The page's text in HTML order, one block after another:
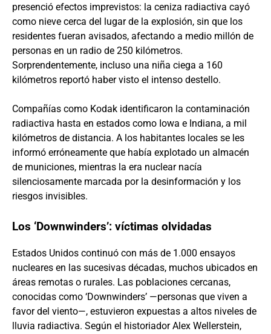
presenció efectos imprevistos: la ceniza radiactiva cayó
como nieve cerca del lugar de la explosión, sin que los
residentes fueran avisados, afectando a medio millón de
personas en un radio de 250 kilómetros.
Sorprendentemente, incluso una niña ciega a 160
kilómetros reportó haber visto el intenso destello.
Compañías como Kodak identificaron la contaminación
radiactiva hasta en estados como Iowa e Indiana, a mil
kilómetros de distancia. A los habitantes locales se les
informó erróneamente que había explotado un almacén
de municiones, mientras la era nuclear nacía
silenciosamente marcada por la desinformación y los
riesgos invisibles.
Los ‘Downwinders’: víctimas olvidadas
Estados Unidos continuó con más de 1.000 ensayos
nucleares en las sucesivas décadas, muchos ubicados en
áreas remotas o rurales. Las poblaciones cercanas,
conocidas como ‘Downwinders’ —personas que viven a
favor del viento—, estuvieron expuestas a altos niveles de
lluvia radiactiva. Según el historiador Alex Wellerstein,